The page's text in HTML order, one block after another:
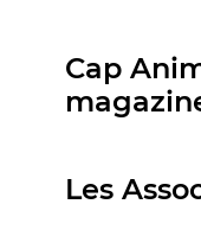
Cap
Les